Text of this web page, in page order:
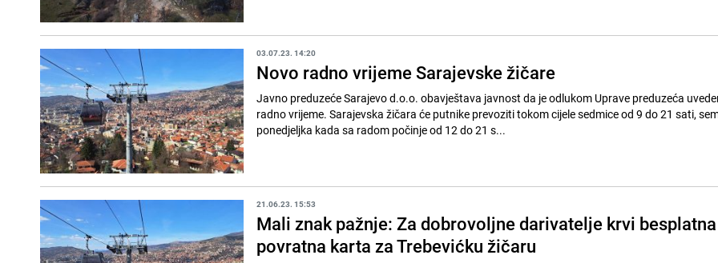
03.07.23. 14:20
Novo radno vrijeme Sarajevske žičare
Javno preduzeće Sarajevo d.o.o. obavještava javnost da je odlukom Uprave preduzeća
radno vrijeme. Sarajevska žičara će putnike prevoziti tokom cijele sedmice od 9 do 21 sati,
ponedjeljka kada sa radom počinje od 12 do 21 s...
21.06.23. 15:53
Mali znak pažnje: Za dobrovoljne darivatelje krvi besplatna
povratna karta za Trebevićku žičaru